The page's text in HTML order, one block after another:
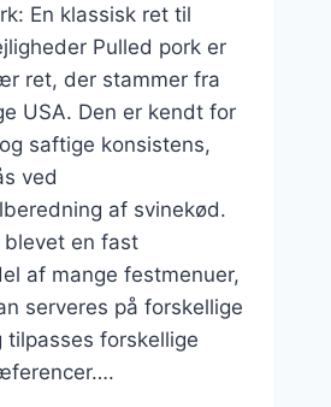
En klassisk ret til
Pulled pork er
ret, der stammer fra
USA. Den er kendt for
saftige konsistens,
ved
af svinekød.
blevet en fast
af mange festmenuer,
serveres på forskellige
tilpasses forskellige